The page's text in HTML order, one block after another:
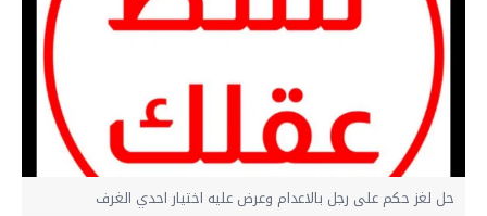
حل لغز حكم على رجل بالاعدام وعرض عليه اختيار احدي الغرف